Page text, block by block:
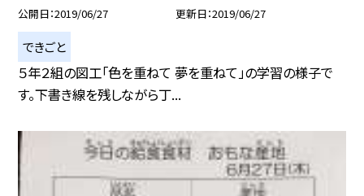
公開日 2019/06/27 更新日 2019/06/27
できごと
５年２組の図工「色を重ねて 夢を重ねて」の学習の様子で
す。下書き線を残しながら丁...